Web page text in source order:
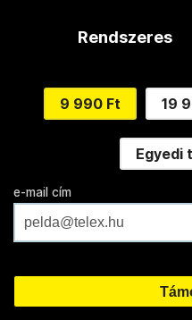
Rendszeres
9 990 Ft 19
Egyedi
e-mail cím